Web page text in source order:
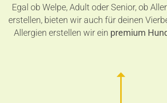
Egal ob Welpe, Adult oder Senior, ob
erstellen, bieten wir auch für deinen
Allergien erstellen wir ein premium